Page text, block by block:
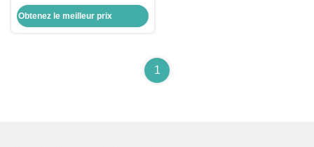
télécommande Ford porte-clés de
remplacement
Obtenez le meilleur prix
1